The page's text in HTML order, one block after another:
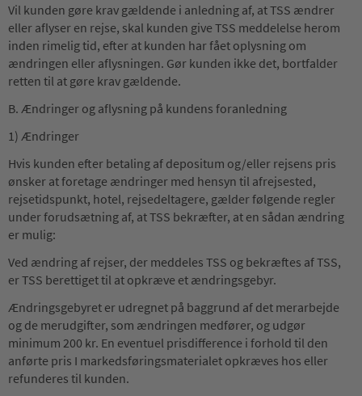
Vil kunden gøre krav gældende i anledning af, at TSS ændrer
eller aflyser en rejse, skal kunden give TSS meddelelse herom
inden rimelig tid, efter at kunden har fået oplysning om
ændringen eller aflysningen. Gør kunden ikke det, bortfalder
retten til at gøre krav gældende.
B. Ændringer og aflysning på kundens foranledning
1) Ændringer
Hvis kunden efter betaling af depositum og/eller rejsens pris
ønsker at foretage ændringer med hensyn til afrejsested,
rejsetidspunkt, hotel, rejsedeltagere, gælder følgende regler
under forudsætning af, at TSS bekræfter, at en sådan ændring
er mulig:
Ved ændring af rejser, der meddeles TSS og bekræftes af TSS,
er TSS berettiget til at opkræve et ændringsgebyr.
Ændringsgebyret er udregnet på baggrund af det merarbejde
og de merudgifter, som ændringen medfører, og udgør
minimum 200 kr. En eventuel prisdifference i forhold til den
anførte pris I markedsføringsmaterialet opkræves hos eller
refunderes til kunden.